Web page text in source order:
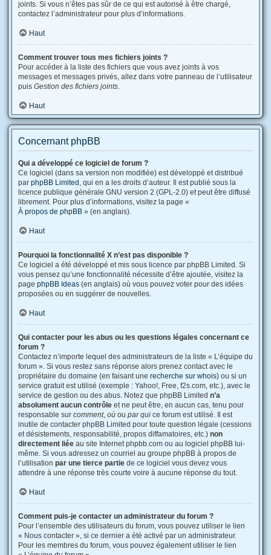
joints. Si vous n’êtes pas sûr de ce qui est autorisé à être chargé,
contactez l’administrateur pour plus d’informations.
Haut
Comment trouver tous mes fichiers joints ?
Pour accéder à la liste des fichiers que vous avez joints à vos
messages et messages privés, allez dans votre panneau de l’utilisateur
puis Gestion des fichiers joints.
Haut
Concernant phpBB
Qui a développé ce logiciel de forum ?
Ce logiciel (dans sa version non modifiée) est développé et distribué
par phpBB Limited , qui en a les droits d’auteur. Il est publié sous la
licence publique générale GNU version 2 (GPL-2.0) et peut être diffusé
librement. Pour plus d’informations, visitez la page «
À propos de phpBB » (en anglais).
Haut
Pourquoi la fonctionnalité X n’est pas disponible ?
Ce logiciel a été développé et mis sous licence par phpBB Limited. Si
vous pensez qu’une fonctionnalité nécessite d’être ajoutée, visitez la
page phpBB Ideas (en anglais) où vous pouvez voter pour des idées
proposées ou en suggérer de nouvelles.
Haut
Qui contacter pour les abus ou les questions légales concernant ce
forum ?
Contactez n’importe lequel des administrateurs de la liste « L’équipe du
forum ». Si vous restez sans réponse alors prenez contact avec le
propriétaire du domaine (en faisant une recherche sur whois) ou si un
service gratuit est utilisé (exemple : Yahoo!, Free, f2s.com, etc.), avec le
service de gestion ou des abus. Notez que phpBB Limited n’a
absolument aucun contrôle et ne peut être, en aucun cas, tenu pour
responsable sur comment, où ou par qui ce forum est utilisé. Il est
inutile de contacter phpBB Limited pour toute question légale (cessions
et désistements, responsabilité, propos diffamatoires, etc.) non
directement liée au site Internet phpbb.com ou au logiciel phpBB lui-
même. Si vous adressez un courriel au groupe phpBB à propos de
l’utilisation par une tierce partie de ce logiciel vous devez vous
attendre à une réponse très courte voire à aucune réponse du tout.
Haut
Comment puis-je contacter un administrateur du forum ?
Pour l’ensemble des utilisateurs du forum, vous pouvez utiliser le lien
« Nous contacter », si ce dernier a été activé par un administrateur.
Pour les membres du forum, vous pouvez également utiliser le lien